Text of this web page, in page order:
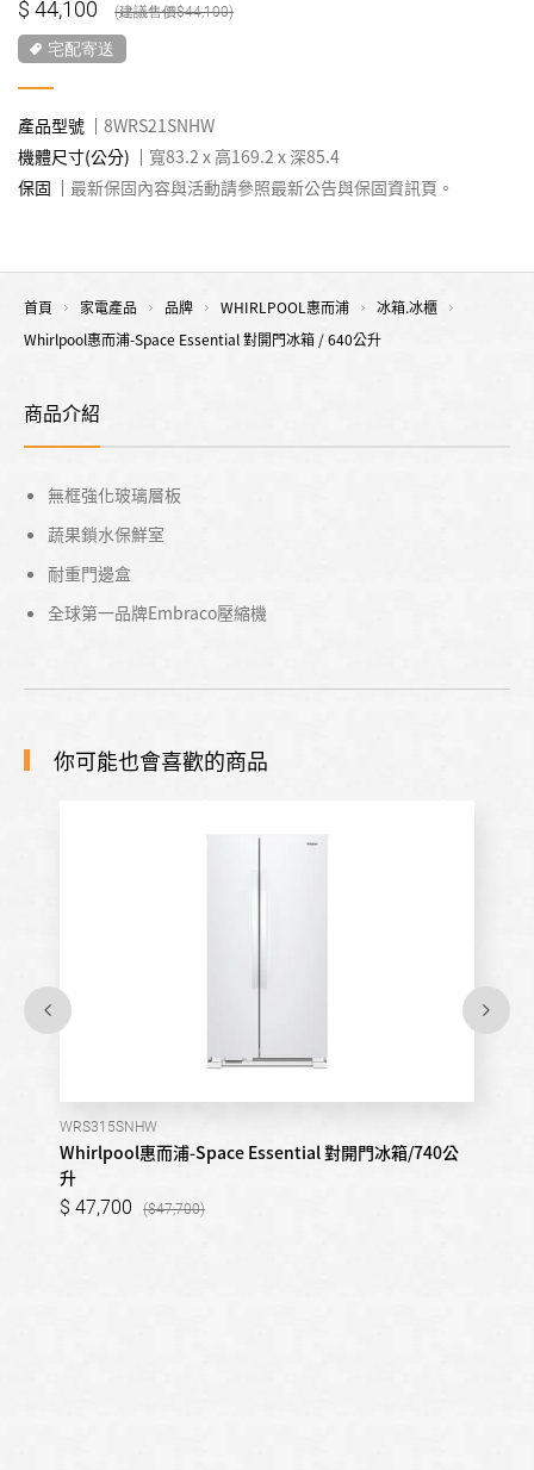
44,100 44,100
宅配寄送
產品型號
8WRS21SNHW
機體尺寸(公分)
寬83.2 x 高169.2 x 深85.4
保固
最新保固內容與活動請參照最新公告與保固資訊頁。
首頁 家電產品 品牌 WHIRLPOOL惠而浦
冰箱.冰櫃
Whirlpool惠而浦-Space Essential 對開門冰箱 / 640公升
商品介紹
無框強化玻璃層板
蔬果鎖水保鮮室
耐重門邊盒
全球第一品牌Embraco壓縮機
你可能也會喜歡的商品
WRS315SNHW
Whirlpool惠而浦-Space Essential 對開門冰箱/740公
升
47,700 47,700